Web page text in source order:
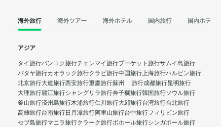
海外旅行 海外ツアー 海外ホテル 国内旅行 国内ホテル
アジア
タイ旅行バンコク旅行チェンマイ旅行プーケット旅行サムイ島旅行
パタヤ旅行カオラック旅行クラビ旅行中国旅行上海旅行ハルビン旅行
北京旅行大連旅行西安旅行重慶旅行蘇州 旅行成都旅行昆明旅行
大理旅行麗江旅行シャングリラ旅行奔子欄旅行韓国旅行ソウル旅行
釜山旅行済州島旅行木浦旅行仁川旅行大邱旅行台湾旅行台北旅行
高雄旅行台南旅行日月潭旅行阿里山旅行台中旅行フィリピン旅行
セブ島旅行マニラ旅行クラーク旅行ボホール旅行シンガポール旅行